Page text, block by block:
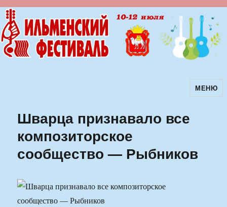
Ильменский фестиваль авторскойМЕНЮ
Шварца признавало все
композиторское
сообщество — Рыбников